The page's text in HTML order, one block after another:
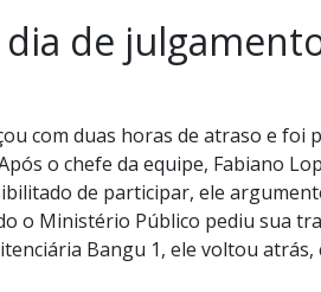
de
com duas horas de atraso e foi
o chefe da equipe, Fabiano
de participar, ele
o Ministério Público pediu sua
Bangu 1, ele voltou